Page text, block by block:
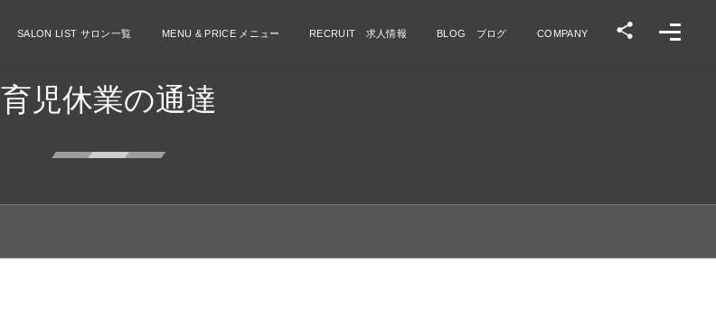
SALON LIST サロン一覧 MENU & PRICE メニュー RECRUIT 求人情報 BLOG ブログ COMPANY
育児休業の通達